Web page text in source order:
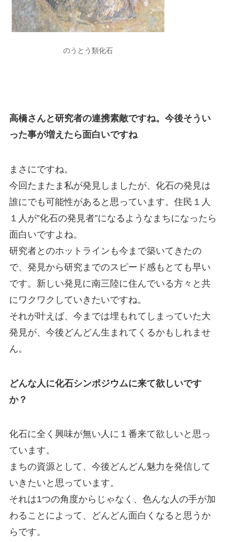
のうとう類化石
高橋さんと研究者の連携素敵ですね。今後そうい
った事が増えたら面白いですね
まさにですね。
今回たまたま私が発見しましたが、化石の発見は
誰にでも可能性があると思っています。住民１人
１人が”化石の発見者”になるようなまちになったら
面白いですよね。
研究者とのホットラインも今まで築いてきたの
で、発見から研究までのスピード感もとても早い
です。新しい発見に南三陸に住んでいる方々と共
にワクワクしていきたいですね。
それが叶えば、今までは埋もれてしまっていた大
発見が、今後どんどん生まれてくるかもしれませ
ん。
どんな人に化石シンポジウムに来て欲しいです
か？
化石に全く興味が無い人に１番来て欲しいと思っ
ています。
まちの資源として、今後どんどん魅力を発信して
いきたいと思っています。
それは1つの角度からじゃなく、色んな人の手が加
わることによって、どんどん面白くなると思うか
らです。